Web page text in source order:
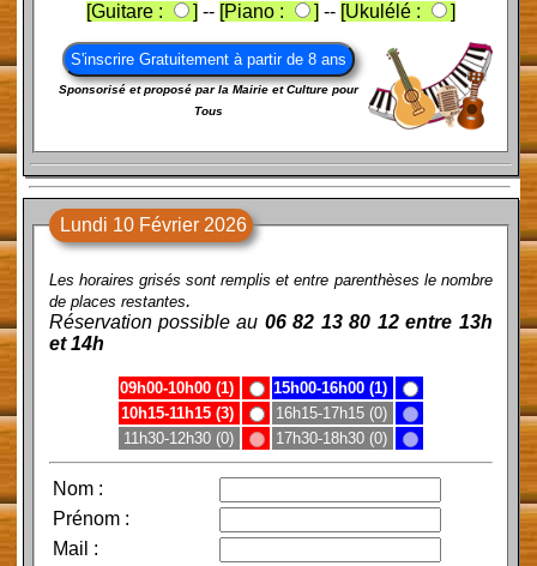
[Guitare : ] -- [Piano : ] -- [Ukulélé : ]
Sponsorisé et proposé par la Mairie et Culture pour
Tous
Lundi 10 Février 2026
Les horaires grisés sont remplis et entre parenthèses le nombre
de places restantes.
Réservation possible au 06 82 13 80 12 entre 13h
et 14h
09h00-10h00 (1)
15h00-16h00 (1)
10h15-11h15 (3)
16h15-17h15 (0)
11h30-12h30 (0)
17h30-18h30 (0)
Nom:
Prénom:
Mail :